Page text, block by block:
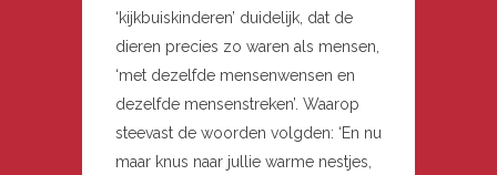
‘kijkbuiskinderen’ duidelijk, dat de
dieren precies zo waren als mensen,
‘met dezelfde mensenwensen en
dezelfde mensenstreken’. Waarop
steevast de woorden volgden: ‘En nu
maar knus naar jullie warme nestjes,